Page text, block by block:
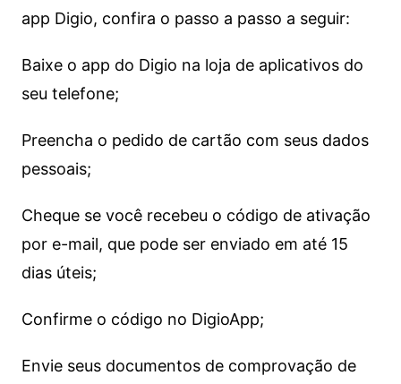
app Digio, confira o passo a passo a seguir:
Baixe o app do Digio na loja de aplicativos do
seu telefone;
Preencha o pedido de cartão com seus dados
pessoais;
Cheque se você recebeu o código de ativação
por e-mail, que pode ser enviado em até 15
dias úteis;
Confirme o código no DigioApp;
Envie seus documentos de comprovação de